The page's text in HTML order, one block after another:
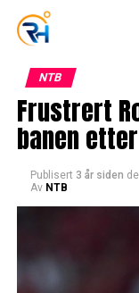
NTB
Frustrert
banen
Publisert 3 år siden
Av NTB